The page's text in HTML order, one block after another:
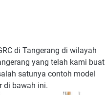
di Tangerang di wilayah
yang telah kami buat
satunya contoh model
di bawah ini.